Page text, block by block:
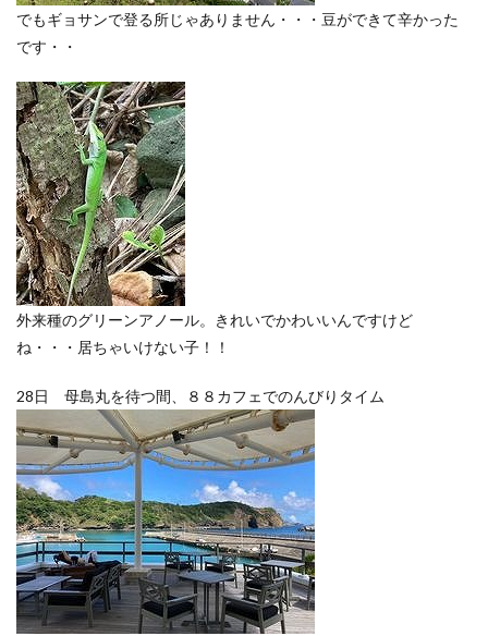
でもギョサンで登る所じゃありません・・・豆ができて辛かった
です・・
外来種のグリーンアノール。きれいでかわいいんですけど
ね・・・居ちゃいけない子！！
28日 母島丸を待つ間、８８カフェでのんびりタイム